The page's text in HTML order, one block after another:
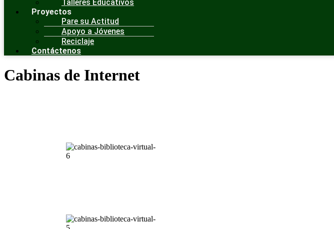
Talleres Educativos
Proyectos
Pare su Actitud
Apoyo a Jóvenes
Reciclaje
Contáctenos
Cabinas de Internet